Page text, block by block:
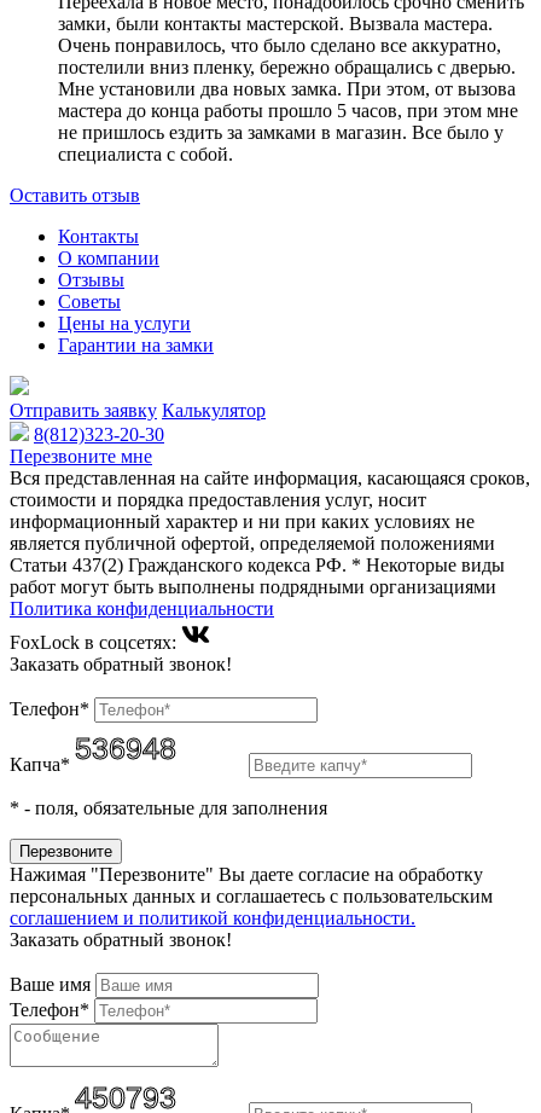
замки, были контакты мастерской. Вызвала мастера.
Очень понравилось, что было сделано все аккуратно,
постелили вниз пленку, бережно обращались с дверью.
Мне установили два новых замка. При этом, от вызова
мастера до конца работы прошло 5 часов, при этом мне
не пришлось ездить за замками в магазин. Все было у
специалиста с собой.
Оставить отзыв
Контакты
О компании
Отзывы
Советы
Цены на услуги
Гарантии на замки
Отправить заявку Калькулятор
8(812)323-20-30
Перезвоните мне
Вся представленная на сайте информация, касающаяся сроков,
стоимости и порядка предоставления услуг, носит
информационный характер и ни при каких условиях не
является публичной офертой, определяемой положениями
Статьи 437(2) Гражданского кодекса РФ. * Некоторые виды
работ могут быть выполнены подрядными организациями
Политика конфиденциальности
FoxLock в соцсетях:
Заказать обратный звонок!
Телефон*
Капча*
* - поля, обязательные для заполнения
Нажимая "Перезвоните" Вы даете согласие на обработку
персональных данных и соглашаетесь c пользовательским
соглашением и политикой конфиденциальности.
Заказать обратный звонок!
Ваше имя
Телефон*